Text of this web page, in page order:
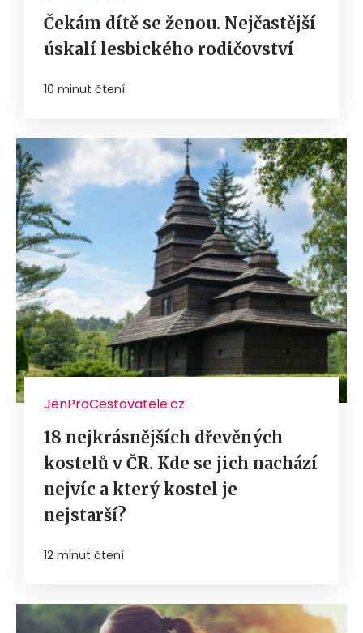
Čekám dítě se ženou. Nejčastější
úskalí lesbického rodičovství
10 minut čtení
JenProCestovatele.cz
18 nejkrásnějších dřevěných
kostelů v ČR. Kde se jich nachází
nejvíc a který kostel je
nejstarší?
12 minut čtení